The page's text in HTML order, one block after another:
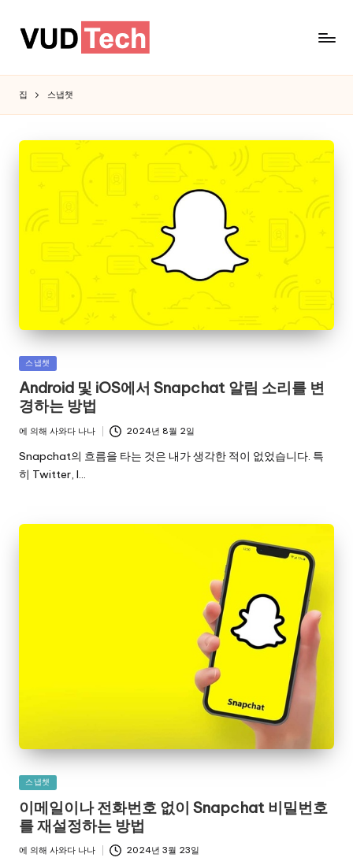
집 스냅챗
게
시
됨
스냅챗
Android 및 iOS에서 Snapchat 알림 소리를 변
경하는 방법
게
자
에 의해 사와다 나나 2024년 8월 2일
Snapchat의 흐름을 타는 것은 내가 생각한 적이 없었습니다. 특
히 Twitter, I…
게
됨
스냅챗
이메일이나 전화번호 없이 Snapchat 비밀번호
를 재설정하는 방법
게
에 의해 사와다 나나 2024년 3월 23일